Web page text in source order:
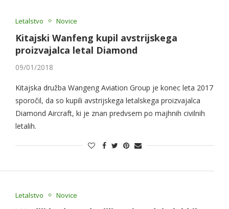
Letalstvo Novice
Kitajski Wanfeng kupil avstrijskega
proizvajalca letal Diamond
09/01/2018
Kitajska družba Wangeng Aviation Group je konec leta 2017
sporočil, da so kupili avstrijskega letalskega proizvajalca
Diamond Aircraft, ki je znan predvsem po majhnih civilnih
letalih.
Letalstvo Novice